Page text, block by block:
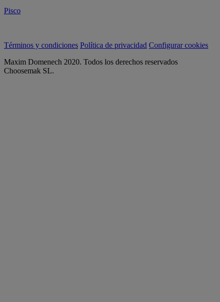
Pisco
Términos y condiciones Política de privacidad Configurar cookies
Maxim Domenech 2020. Todos los derechos reservados
Choosemak SL.